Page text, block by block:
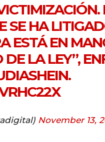
SE HA
ESTÁ EN
LA LEY”,
.
November 13,